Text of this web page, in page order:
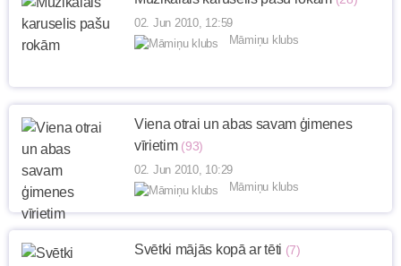
02. Jun 2010, 12:59
Māmiņu klubs
Viena otrai un abas savam ģimenes
vīrietim (93)
02. Jun 2010, 10:29
Māmiņu klubs
Svētki mājās kopā ar tēti (7)